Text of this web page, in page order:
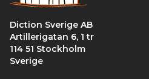
Diction Sverige AB
Artillerigatan 6, 1 tr
114 51 Stockholm
Sverige